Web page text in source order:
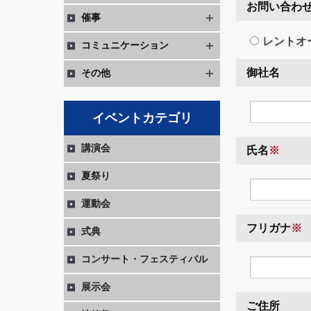
お問い合わ
レントオ
御社名
氏名 ※
フリガナ※
ご住所
催事
コミュニケーション
その他
イベントカテゴリ
講演会
夏祭り
運動会
式典
コンサート・フェスティバル
展示会